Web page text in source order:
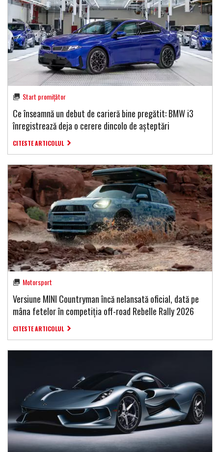
Start promițător
Ce înseamnă un debut de carieră bine pregătit: BMW i3
înregistrează deja o cerere dincolo de așteptări
CITESTE ARTICOLUL
Motorsport
Versiune MINI Countryman încă nelansată oficial, dată pe
mâna fetelor în competiția off-road Rebelle Rally 2026
CITESTE ARTICOLUL